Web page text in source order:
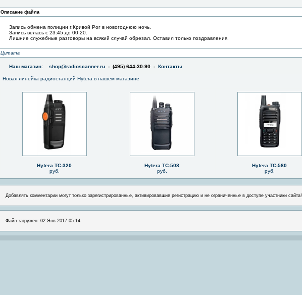
Описание файла
Запись обмена полиции г.Кривой Рог в новогоднюю ночь.
Запись велась с 23:45 до 00:20.
Лишние служебные разговоры на всякий случай обрезал. Оставил только поздравления.
Цитата
Наш магазин: shop@radioscanner.ru - (495) 644-30-90 - Контакты
Новая линейка радиостанций Hytera в нашем магазине
Hytera TC-320
руб.
Hytera TC-508
руб.
Hytera TC-580
руб.
Добавлять комментарии могут только зарегистрированные, активировавшие регистрацию и не ограниченные в доступе участники сайта!
Файл загружен: 02 Янв 2017 05:14